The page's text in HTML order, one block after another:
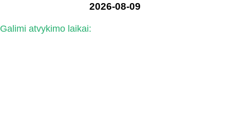
2026-08-09
Galimi atvykimo laikai: